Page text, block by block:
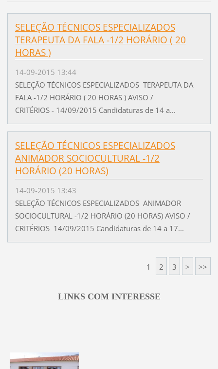
SELEÇÃO TÉCNICOS ESPECIALIZADOS
TERAPEUTA DA FALA -1/2 HORÁRIO ( 20
HORAS )
14-09-2015 13:44
SELEÇÃO TÉCNICOS ESPECIALIZADOS TERAPEUTA DA
FALA -1/2 HORÁRIO ( 20 HORAS ) AVISO /
CRITÉRIOS - 14/09/2015 Candidaturas de 14 a...
SELEÇÃO TÉCNICOS ESPECIALIZADOS
ANIMADOR SOCIOCULTURAL -1/2
HORÁRIO (20 HORAS)
14-09-2015 13:43
SELEÇÃO TÉCNICOS ESPECIALIZADOS ANIMADOR
SOCIOCULTURAL -1/2 HORÁRIO (20 HORAS) AVISO /
CRITÉRIOS 14/09/2015 Candidaturas de 14 a 17...
1 2 3 > >>
LINKS COM INTERESSE